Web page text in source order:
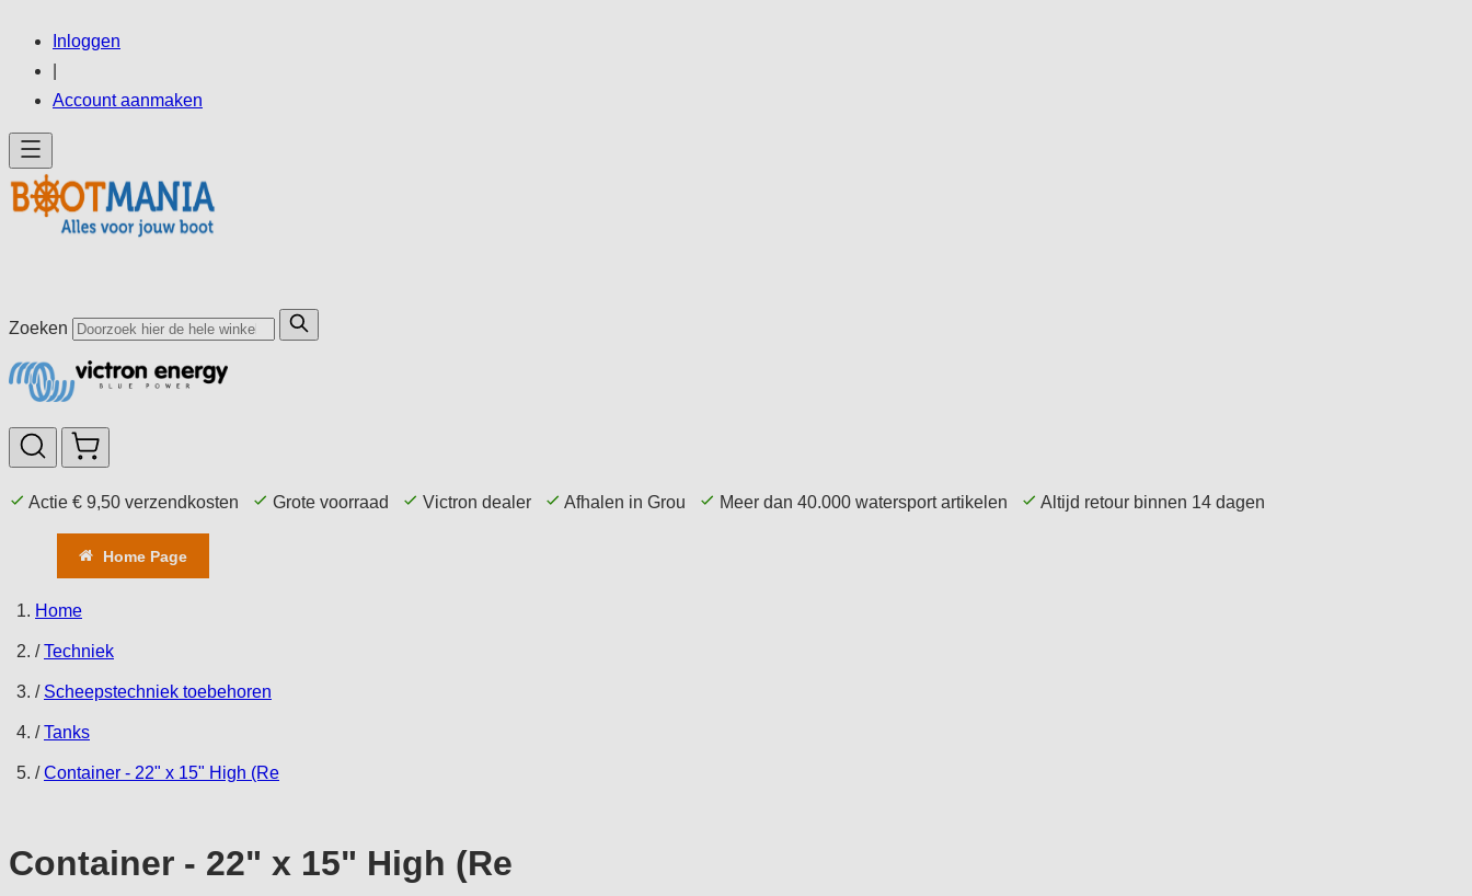
de
inhoud
Inloggen
Account aanmaken
Zoeken
Actie € 9,50 verzendkosten Grote voorraad Victron dealer Afhalen in Grou Meer dan 40.000 watersport artikelen Altijd retour binnen 14 dagen
Home Page
Home
/ Techniek
/ Scheepstechniek toebehoren
/ Tanks
/ Container - 22" x 15" High (Re
Container - 22" x 15" High (Re